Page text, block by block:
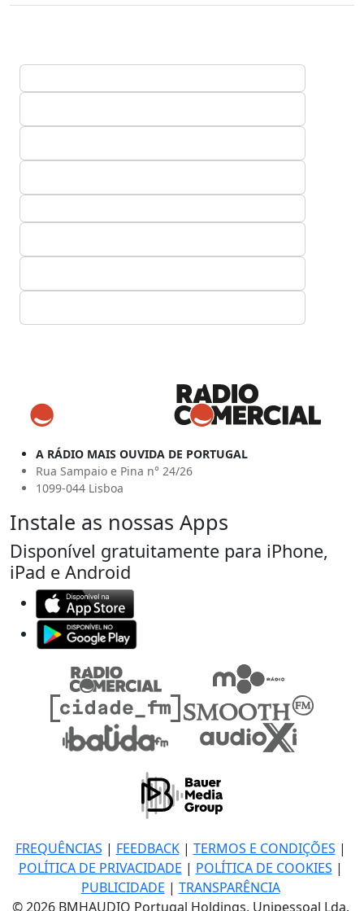
A RÁDIO MAIS OUVIDA DE PORTUGAL
Rua Sampaio e Pina n° 24/26
1099-044 Lisboa
Instale as nossas Apps
Disponível gratuitamente para iPhone,
iPad e Android
FREQUÊNCIAS | FEEDBACK| TERMOS E CONDIÇÕES |
POLÍTICA DE PRIVACIDADE | POLÍTICA DE COOKIES |
PUBLICIDADE | TRANSPARÊNCIA
© 2026 BMHAUDIO Portugal Holdings, Unipessoal Lda.